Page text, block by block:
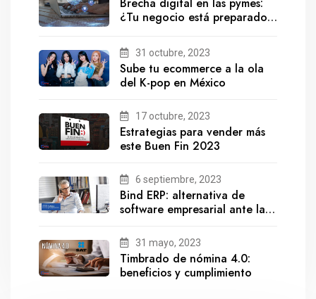
¿Tu negocio está preparado
31 octubre, 2023
Sube tu ecommerce a la ola
del K-pop en México
17 octubre, 2023
Estrategias para vender más
este Buen Fin 2023
6 septiembre, 2023
Bind ERP: alternativa de
software empresarial ante la
31 mayo, 2023
Timbrado de nómina 4.0:
beneficios y cumplimiento